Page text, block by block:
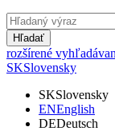
Hľadať
rozšírené
SKSlovensky
SKSlovensky
ENEnglish
DEDeutsch